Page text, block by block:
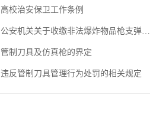
高校治安保卫工作条例
公安机关关于收缴非法爆炸物品枪支弹…
管制刀具及仿真枪的界定
违反管制刀具管理行为处罚的相关规定